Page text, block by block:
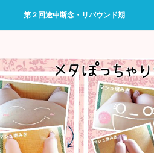
第２回途中断念・リバウンド期